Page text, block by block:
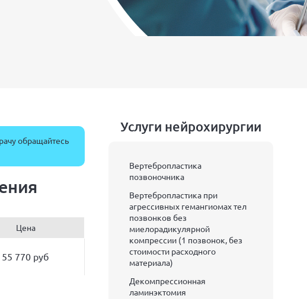
обращайтесь
Цена
55 770 руб
Услуги нейрохирургии
Вертебропластика
позвоночника
Вертебропластика при
агрессивных гемангиомах тел
позвонков без
миелорадикулярной
компрессии (1 позвонок, без
стоимости расходного
материала)
Декомпрессионная
ламинэктомия